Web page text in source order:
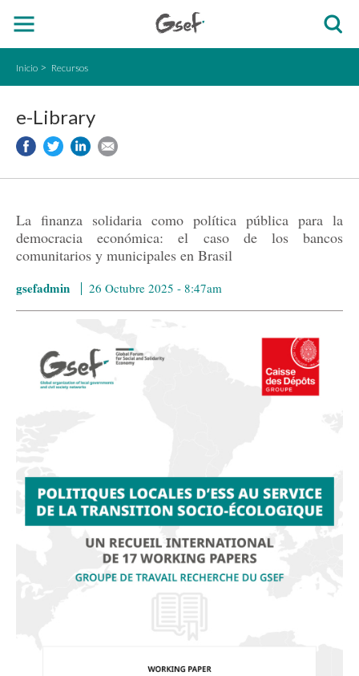
Inicio Recursos
e-Library
La finanza solidaria como política pública para la
democracia económica: el caso de los bancos
comunitarios y municipales en Brasil
gsefadmin 26 Octubre 2025 - 8:47am